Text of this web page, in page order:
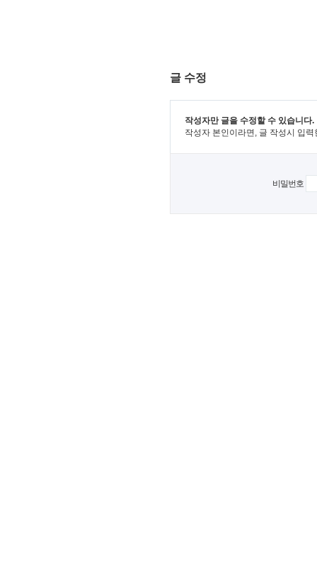
글 수정
작성자만 글을 수정할 수 있습니다.
작성자 본인이라면, 글 작성시 입
비밀번호